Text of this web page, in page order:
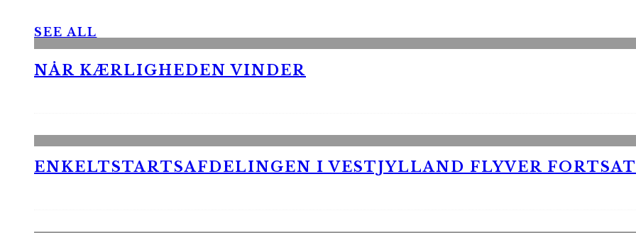
SEE ALL
NÅR KÆRLIGHEDEN VINDER
ENKELTSTARTSAFDELINGEN I VESTJYLLAND FLYVER